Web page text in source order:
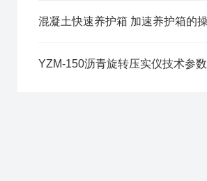
YZM-150沥青旋转压实仪技术参数